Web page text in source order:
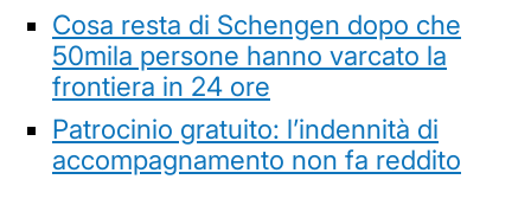
Cosa resta di Schengen dopo che
50mila persone hanno varcato la
frontiera in 24 ore
Patrocinio gratuito: l’indennità di
accompagnamento non fa reddito